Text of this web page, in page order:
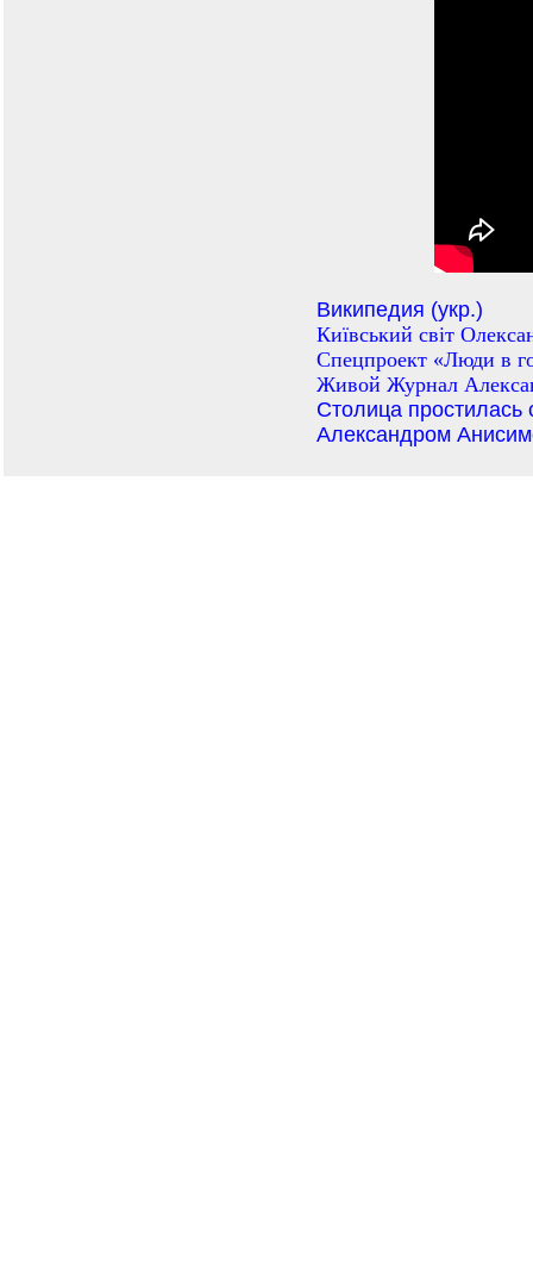
Википедия (укр.)
Київський свiт
Спецпроект «Люди в
Живой Журнал
Столица
Александром